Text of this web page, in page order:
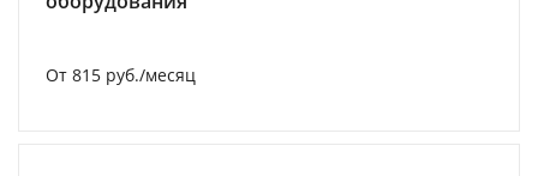
От 815 руб./месяц